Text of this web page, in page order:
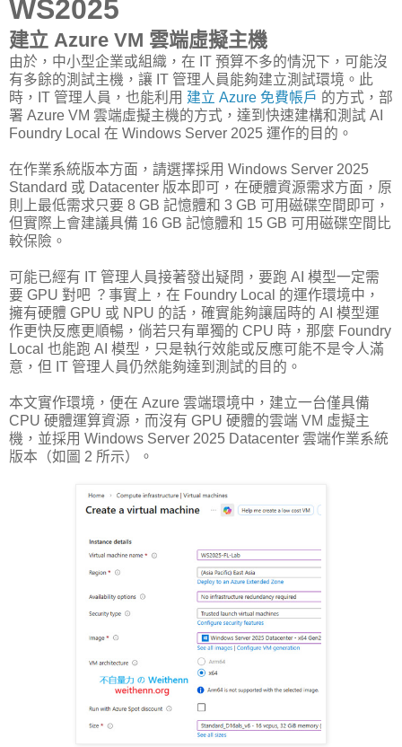
WS2025
建立 Azure VM 雲端虛擬主機
由於，中小型企業或組織，在 IT 預算不多的情況下，可能沒
有多餘的測試主機，讓 IT 管理人員能夠建立測試環境。此
時，IT 管理人員，也能利用 建立 Azure 免費帳戶 的方式，部
署 Azure VM 雲端虛擬主機的方式，達到快速建構和測試 AI
Foundry Local 在 Windows Server 2025 運作的目的。
在作業系統版本方面，請選擇採用 Windows Server 2025
Standard 或 Datacenter 版本即可，在硬體資源需求方面，原
則上最低需求只要 8 GB 記憶體和 3 GB 可用磁碟空間即可，
但實際上會建議具備 16 GB 記憶體和 15 GB 可用磁碟空間比
較保險。
可能已經有 IT 管理人員接著發出疑問，要跑 AI 模型一定需
要 GPU 對吧 ？事實上，在 Foundry Local 的運作環境中，
擁有硬體 GPU 或 NPU 的話，確實能夠讓屆時的 AI 模型運
作更快反應更順暢，倘若只有單獨的 CPU 時，那麼 Foundry
Local 也能跑 AI 模型，只是執行效能或反應可能不是令人滿
意，但 IT 管理人員仍然能夠達到測試的目的。
本文實作環境，便在 Azure 雲端環境中，建立一台僅具備
CPU 硬體運算資源，而沒有 GPU 硬體的雲端 VM 虛擬主
機，並採用 Windows Server 2025 Datacenter 雲端作業系統
版本（如圖 2 所示）。